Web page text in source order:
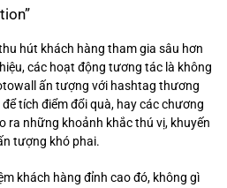
hút khách hàng tham gia sâu hơn
các hoạt động tương tác là không
ấn tượng với hashtag thương
tích điểm đổi quà, hay các chương
ra những khoảnh khắc thú vị, khuyến
tượng khó phai.
khách hàng đỉnh cao đó, không gì